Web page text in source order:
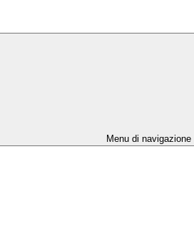
Menu di navigazione